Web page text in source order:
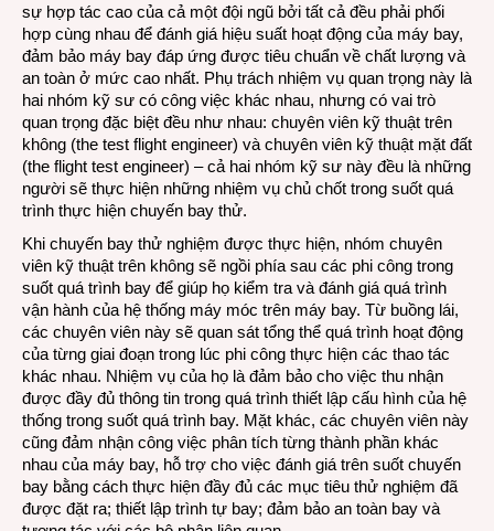
sự hợp tác cao của cả một đội ngũ bởi tất cả đều phải phối
hợp cùng nhau để đánh giá hiệu suất hoạt động của máy bay,
đảm bảo máy bay đáp ứng được tiêu chuẩn về chất lượng và
an toàn ở mức cao nhất. Phụ trách nhiệm vụ quan trọng này là
hai nhóm kỹ sư có công việc khác nhau, nhưng có vai trò
quan trọng đặc biệt đều như nhau: chuyên viên kỹ thuật trên
không (the test flight engineer) và chuyên viên kỹ thuật mặt đất
(the flight test engineer) – cả hai nhóm kỹ sư này đều là những
người sẽ thực hiện những nhiệm vụ chủ chốt trong suốt quá
trình thực hiện chuyến bay thử.
Khi chuyến bay thử nghiệm được thực hiện, nhóm chuyên
viên kỹ thuật trên không sẽ ngồi phía sau các phi công trong
suốt quá trình bay để giúp họ kiểm tra và đánh giá quá trình
vận hành của hệ thống máy móc trên máy bay. Từ buồng lái,
các chuyên viên này sẽ quan sát tổng thể quá trình hoạt động
của từng giai đoạn trong lúc phi công thực hiện các thao tác
khác nhau. Nhiệm vụ của họ là đảm bảo cho việc thu nhận
được đầy đủ thông tin trong quá trình thiết lập cấu hình của hệ
thống trong suốt quá trình bay. Mặt khác, các chuyên viên này
cũng đảm nhận công việc phân tích từng thành phần khác
nhau của máy bay, hỗ trợ cho việc đánh giá trên suốt chuyến
bay bằng cách thực hiện đầy đủ các mục tiêu thử nghiệm đã
được đặt ra; thiết lập trình tự bay; đảm bảo an toàn bay và